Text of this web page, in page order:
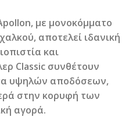
με μονοκόμματο
αποτελεί ιδανική
και
Classic συνθέτουν
υψηλών αποδόσεων,
στην κορυφή των
αγορά.